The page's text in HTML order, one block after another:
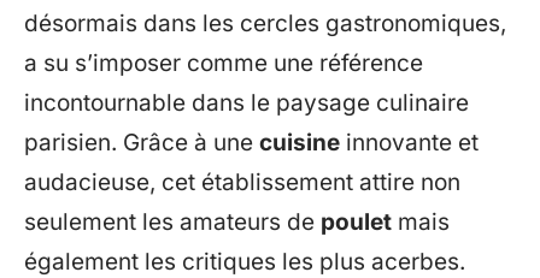
désormais dans les cercles gastronomiques,
a su s’imposer comme une référence
incontournable dans le paysage culinaire
parisien. Grâce à une cuisine innovante et
audacieuse, cet établissement attire non
seulement les amateurs de poulet mais
également les critiques les plus acerbes.